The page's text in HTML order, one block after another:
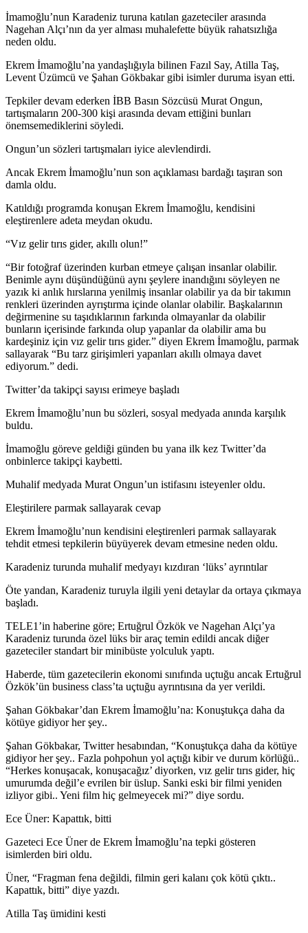
İmamoğlu’nun Karadeniz turuna katılan gazeteciler arasında
Nagehan Alçı’nın da yer alması muhalefette büyük rahatsızlığa
neden oldu.
Ekrem İmamoğlu’na yandaşlığıyla bilinen Fazıl Say, Atilla Taş,
Levent Üzümcü ve Şahan Gökbakar gibi isimler duruma isyan etti.
Tepkiler devam ederken İBB Basın Sözcüsü Murat Ongun,
tartışmaların 200-300 kişi arasında devam ettiğini bunları
önemsemediklerini söyledi.
Ongun’un sözleri tartışmaları iyice alevlendirdi.
Ancak Ekrem İmamoğlu’nun son açıklaması bardağı taşıran son
damla oldu.
Katıldığı programda konuşan Ekrem İmamoğlu, kendisini
eleştirenlere adeta meydan okudu.
“Vız gelir tırıs gider, akıllı olun!”
“Bir fotoğraf üzerinden kurban etmeye çalışan insanlar olabilir.
Benimle aynı düşündüğünü aynı şeylere inandığını söyleyen ne
yazık ki anlık hırslarına yenilmiş insanlar olabilir ya da bir takımın
renkleri üzerinden ayrıştırma içinde olanlar olabilir. Başkalarının
değirmenine su taşıdıklarının farkında olmayanlar da olabilir
bunların içerisinde farkında olup yapanlar da olabilir ama bu
kardeşiniz için vız gelir tırıs gider.” diyen Ekrem İmamoğlu, parmak
sallayarak “Bu tarz girişimleri yapanları akıllı olmaya davet
ediyorum.” dedi.
Twitter’da takipçi sayısı erimeye başladı
Ekrem İmamoğlu’nun bu sözleri, sosyal medyada anında karşılık
buldu.
İmamoğlu göreve geldiği günden bu yana ilk kez Twitter’da
onbinlerce takipçi kaybetti.
Muhalif medyada Murat Ongun’un istifasını isteyenler oldu.
Eleştirilere parmak sallayarak cevap
Ekrem İmamoğlu’nun kendisini eleştirenleri parmak sallayarak
tehdit etmesi tepkilerin büyüyerek devam etmesine neden oldu.
Karadeniz turunda muhalif medyayı kızdıran ‘lüks’ ayrıntılar
Öte yandan, Karadeniz turuyla ilgili yeni detaylar da ortaya çıkmaya
başladı.
TELE1’in haberine göre; Ertuğrul Özkök ve Nagehan Alçı’ya
Karadeniz turunda özel lüks bir araç temin edildi ancak diğer
gazeteciler standart bir minibüste yolculuk yaptı.
Haberde, tüm gazetecilerin ekonomi sınıfında uçtuğu ancak Ertuğrul
Özkök’ün business class’ta uçtuğu ayrıntısına da yer verildi.
Şahan Gökbakar’dan Ekrem İmamoğlu’na: Konuştukça daha da
kötüye gidiyor her şey..
Şahan Gökbakar, Twitter hesabından, “Konuştukça daha da kötüye
gidiyor her şey.. Fazla pohpohun yol açtığı kibir ve durum körlüğü..
“Herkes konuşacak, konuşacağız’ diyorken, vız gelir tırıs gider, hiç
umurumda değil’e evrilen bir üslup. Sanki eski bir filmi yeniden
izliyor gibi.. Yeni film hiç gelmeyecek mi?” diye sordu.
Ece Üner: Kapattık, bitti
Gazeteci Ece Üner de Ekrem İmamoğlu’na tepki gösteren
isimlerden biri oldu.
Üner, “Fragman fena değildi, filmin geri kalanı çok kötü çıktı..
Kapattık, bitti” diye yazdı.
Atilla Taş ümidini kesti